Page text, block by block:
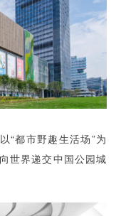
“都市野趣生活场”为
世界递交中国公园城